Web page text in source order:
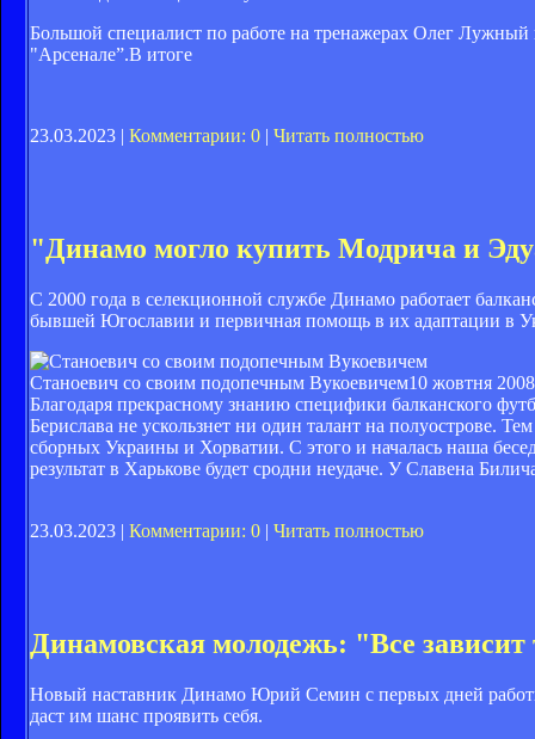
Большой специалист по работе на тренажерах Олег
"Арсенале”.В итоге
23.03.2023 | Комментарии: 0 | Читать полностью
"Динамо могло купить Модрича и
C 2000 года в селекционной службе Динамо работает
бывшей Югославии и первичная помощь в их адаптации в
Станоевич со своим подопечным Вукоевичем10 жовтня
Благодаря прекрасному знанию специфики балканского
Берислава не ускользнет ни один талант на полуострове.
сборных Украины и Хорватии. С этого и началась наша
результат в Харькове будет сродни неудаче. У Славена
23.03.2023 | Комментарии: 0 | Читать полностью
Динамовская молодежь: "Все зависит
Новый наставник Динамо Юрий Семин с первых дней работы
даст им шанс проявить себя.